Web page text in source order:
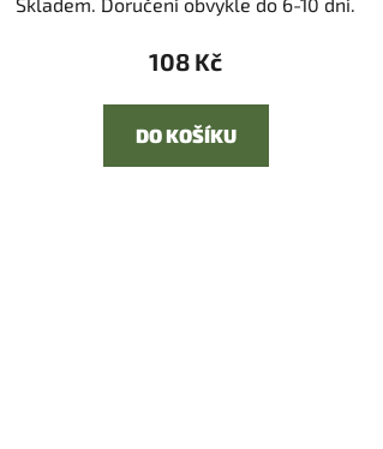
108 Kč
DO KOŠÍKU